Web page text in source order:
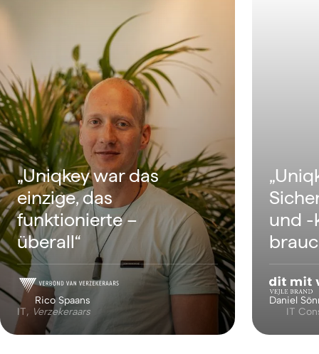
„Uniqkey war das
einzige, das
funktionierte –
überall“
Rico Spaans
IT, Verzekeraars
und -
Daniel
IT